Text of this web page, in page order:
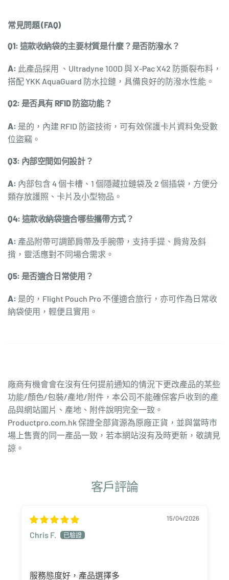
常見問題 (FAQ)
Q1: 這款收納袋的主要材質是什麼？是否防潑水？
A: 此產品採用 、 Ultradyne 100D 與X-Pac X42 防撕裂布料，
搭配 YKK AquaGuard 防水拉鏈，具備良好的防潑水性能。
Q2: 是否具有 RFID 防盜功能？
A: 是的，內建 RFID 防盜技術，可有效保護卡片資料免受數
位盜竊。
Q3: 內部空間如何設計？
A: 內部包含 4 個卡槽、1 個隱藏拉鏈袋及 2 個插袋，方便分
類存放護照、卡片及小型物品。
Q4: 這款收納袋適合哪些攜帶方式？
A: 產品附帶可調節肩帶及手腕帶，支持手提、肩背及斜
揹，靈活應對不同場合需求。
Q5: 是否適合日常使用？
A: 是的，Flight Pouch Pro 不僅適合旅行，亦可作為日常收
納袋使用，輕便且實用。
廠商有機會會在沒有任何提前通知的情況下更改產品的某些
功能/顏色/包裝/產地/附件，本公司不能確保客戶收到的產
品與網站圖片、產地、附件說明完全一致。
Productpro.com.hk 保證全部貨源為原廠正貨，並與當時市
場上售賣的同一產品一致，若本網站沒有及時更新，敬請見
諒。
客戶評論
15/04/2026
Chris F.
服務態度好，產品選擇多